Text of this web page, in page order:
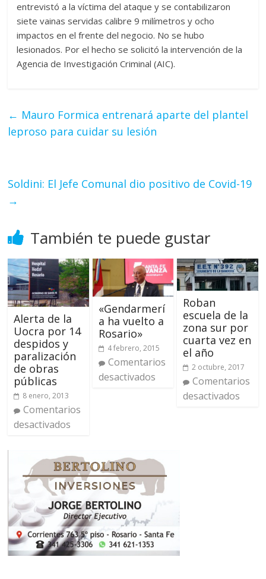
entrevistó a la víctima del ataque y se contabilizaron
siete vainas servidas calibre 9 milímetros y ocho
impactos en el frente del negocio. No se hubo
lesionados. Por el hecho se solicitó la intervención de la
Agencia de Investigación Criminal (AIC).
← Mauro Formica entrenará aparte del plantel
leproso para cuidar su lesión
Soldini: El Jefe Comunal dio positivo de Covid-19
→
También te puede gustar
Alerta de la
Uocra por 14
despidos y
paralización
de obras
públicas
8 enero, 2013
Comentarios
desactivados
«Gendarmerí
a ha vuelto a
Rosario»
4 febrero, 2015
Comentarios
desactivados
Roban
escuela de la
zona sur por
cuarta vez en
el año
2 octubre, 2017
Comentarios
desactivados